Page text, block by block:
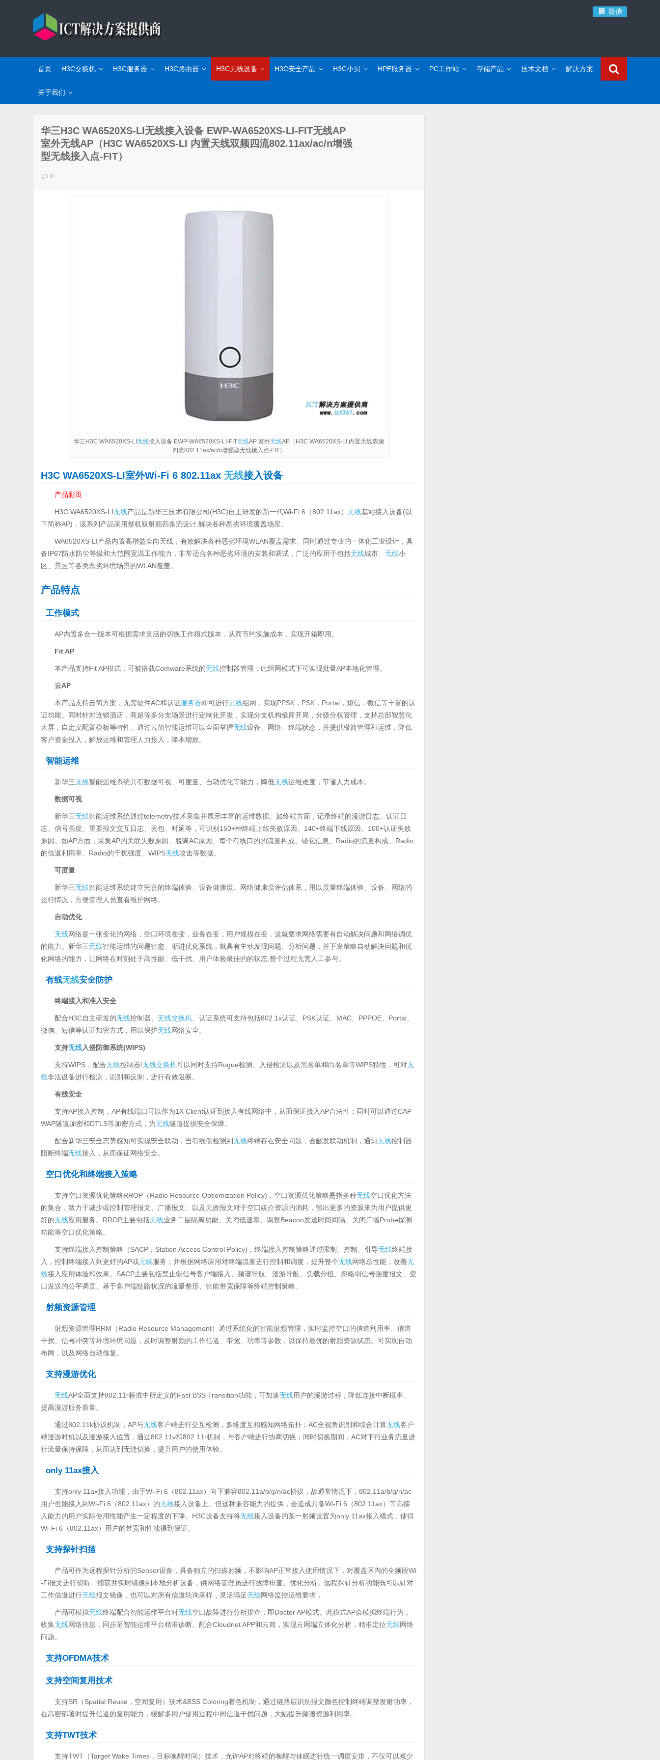
微信
首页 H3C交换机 H3C服务器 H3C路由器 H3C无线设备 H3C安全产品 H3C小贝 HPE服务器 PC工作站 存储产品 技术文档 解决方案
关于我们
华三H3C WA6520XS-LI无线接入设备 EWP-WA6520XS-LI-FIT无线AP
室外无线AP（H3C WA6520XS-LI 内置天线双频四流802.11ax/ac/n增强
型无线接入点-FIT）
0
华三H3C WA6520XS-LI无线接入设备 EWP-WA6520XS-LI-FIT无线AP 室外无线AP（H3C WA6520XS-LI 内置天线双频
四流802.11ax/ac/n增强型无线接入点-FIT）
H3C WA6520XS-LI室外Wi-Fi 6 802.11ax 无线接入设备
产品彩页
H3C WA6520XS-LI无线产品是新华三技术有限公司(H3C)自主研发的新一代Wi-Fi 6（802.11ax）无线基站接入设备(以
下简称AP)，该系列产品采用整机双射频四条流设计,解决各种恶劣环境覆盖场景。
WA6520XS-LI产品内置高增益全向天线，有效解决各种恶劣环境WLAN覆盖需求。同时通过专业的一体化工业设计，具
备IP67防水防尘等级和大范围宽温工作能力，非常适合各种恶劣环境的安装和调试，广泛的应用于包括无线城市、无线小
区、景区等各类恶劣环境场景的WLAN覆盖。
产品特点
工作模式
AP内置多合一版本可根据需求灵活的切换工作模式版本，从而节约实施成本，实现开箱即用。
Fit AP
本产品支持Fit AP模式，可被搭载Comware系统的无线控制器管理，此组网模式下可实现批量AP本地化管理。
云AP
本产品支持云简方案，无需硬件AC和认证服务器即可进行无线组网，实现PPSK，PSK，Portal，短信，微信等丰富的认
证功能。同时针对连锁酒店，商超等多分支场景进行定制化开发，实现分支机构极简开局，分级分权管理，支持总部智慧化
大屏，自定义配置模板等特性。通过云简智能运维可以全面掌握无线设备、网络、终端状态，并提供极简管理和运维，降低
客户资金投入，解放运维和管理人力投入，降本增效。
智能运维
新华三无线智能运维系统具有数据可视、可度量、自动优化等能力，降低无线运维难度，节省人力成本。
数据可视
新华三无线智能运维系统通过telemetry技术采集并展示丰富的运维数据。如终端方面，记录终端的漫游日志、认证日
志、信号强度、重要报文交互日志、丢包、时延等，可识别150+种终端上线失败原因、140+终端下线原因、100+认证失败
原因。如AP方面，采集AP的关联失败原因、脱离AC原因、每个有线口的的流量构成、错包信息、Radio的流量构成、Radio
的信道利用率、Radio的干扰强度、WIPS无线攻击等数据。
可度量
新华三无线智能运维系统建立完善的终端体验、设备健康度、网络健康度评估体系，用以度量终端体验、设备、网络的
运行情况，方便管理人员查看维护网络。
自动优化
无线网络是一张变化的网络，空口环境在变，业务在变，用户规模在变，这就要求网络需要有自动解决问题和网络调优
的能力。新华三无线智能运维的问题智愈、渐进优化系统，就具有主动发现问题、分析问题，并下发策略自动解决问题和优
化网络的能力，让网络在时刻处于高性能、低干扰、用户体验最佳的的状态,整个过程无需人工参与。
有线无线安全防护
终端接入和准入安全
配合H3C自主研发的无线控制器、无线交换机 、认证系统可支持包括802.1x认证、PSK认证、MAC、PPPOE、Portal、
微信、短信等认证加密方式，用以保护无线网络安全。
支持无线入侵防御系统(WIPS)
支持WIPS，配合无线控制器/无线交换机可以同时支持Rogue检测、入侵检测以及黑名单和白名单等WIPS特性，可对无
线非法设备进行检测，识别和反制，进行有效阻断。
有线安全
支持AP接入控制，AP有线端口可以作为1X Client认证到接入有线网络中，从而保证接入AP合法性；同时可以通过CAP
WAP隧道加密和DTLS等加密方式，为无线隧道提供安全保障。
配合新华三安全态势感知可实现安全联动，当有线侧检测到无线终端存在安全问题，会触发联动机制，通知无线控制器
阻断终端无线接入，从而保证网络安全。
空口优化和终端接入策略
支持空口资源优化策略RROP（Radio Resource Optiomization Policy)，空口资源优化策略是指多种无线空口优化方法
的集合，致力于减少或控制管理报文、广播报文、以及无效报文对于空口媒介资源的消耗，留出更多的资源来为用户提供更
好的无线应用服务。RROP主要包括无线业务二层隔离功能、关闭低速率、调整Beacon发送时间间隔、关闭广播Probe探测
功能等空口优化策略。
支持终端接入控制策略（SACP，Station Access Control Policy)，终端接入控制策略通过限制、控制、引导无线终端接
入，控制终端接入到更好的AP或无线服务；并根据网络应用对终端流量进行控制和调度，提升整个无线网络总性能，改善无
线接入应用体验和效果。SACP主要包括禁止弱信号客户端接入、频谱导航、漫游导航、负载分担、忽略弱信号强度报文、空
口发送的公平调度、基于客户端链路状况的流量整形、智能带宽保障等终端控制策略。
射频资源管理
射频资源管理RRM（Radio Resource Management）通过系统化的智能射频管理，实时监控空口的信道利用率、信道
干扰、信号冲突等环境环境问题，及时调整射频的工作信道、带宽、功率等参数，以保持最优的射频资源状态。可实现自动
布网，以及网络自动修复。
支持漫游优化
无线AP全面支持802.11r标准中所定义的Fast BSS Transition功能，可加速无线用户的漫游过程，降低连接中断概率、
提高漫游服务质量。
通过802.11k协议机制，AP与无线客户端进行交互检测，多维度互相感知网络拓扑；AC全视角识别和综合计算无线客户
端漫游时机以及漫游接入位置，通过802.11v和802.11r机制，与客户端进行协商切换；同时切换期间，AC对下行业务流量进
行流量保持保障，从而达到无缝切换，提升用户的使用体验。
only 11ax接入
支持only 11ax接入功能，由于Wi-Fi 6（802.11ax）向下兼容802.11a/b/g/n/ac协议，故通常情况下，802.11a/b/g/n/ac
用户也能接入到Wi-Fi 6（802.11ax）的无线接入设备上。但这种兼容能力的提供，会造成具备Wi-Fi 6（802.11ax）等高接
入能力的用户实际使用性能产生一定程度的下降。H3C设备支持将无线接入设备的某一射频设置为only 11ax接入模式，使得
Wi-Fi 6（802.11ax）用户的带宽和性能得到保证。
支持探针扫描
产品可作为远程探针分析的Sensor设备，具备独立的扫描射频，不影响AP正常接入使用情况下，对覆盖区内的全频段Wi
-Fi报文进行侦听、捕获并实时镜像到本地分析设备，供网络管理员进行故障排查、优化分析。远程探针分析功能既可以针对
工作信道进行无线报文镜像，也可以对所有信道轮询采样，灵活满足无线网络监控运维要求，
产品可模拟无线终端配合智能运维平台对无线空口故障进行分析排查，即Doctor AP模式。此模式AP会模拟终端行为，
收集无线网络信息，同步至智能运维平台精准诊断。配合Cloudnet APP和云简，实现云网端立体化分析，精准定位无线网络
问题。
支持OFDMA技术
支持空间复用技术
支持SR（Spatial Reuse，空间复用）技术&BSS Coloring着色机制，通过链路层识别报文颜色控制终端调整发射功率，
在高密部署时提升信道的复用能力，缓解多用户使用过程中同信道干扰问题，大幅提升频谱资源利用率。
支持TWT技术
支持TWT（Target Wake Times，目标唤醒时间）技术，允许AP对终端的唤醒与休眠进行统一调度安排，不仅可以减少